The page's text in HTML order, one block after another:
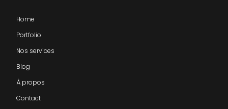
Home
Portfolio
Nos services
Blog
À propos
Contact